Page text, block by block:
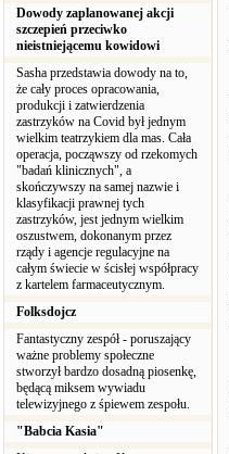
Dowody zaplanowanej akcji
szczepień przeciwko
nieistniejącemu kowidowi
Sasha przedstawia dowody na to,
że cały proces opracowania,
produkcji i zatwierdzenia
zastrzyków na Covid był jednym
wielkim teatrzykiem dla mas. Cała
operacja, począwszy od rzekomych
"badań klinicznych", a
skończywszy na samej nazwie i
klasyfikacji prawnej tych
zastrzyków, jest jednym wielkim
oszustwem, dokonanym przez
rządy i agencje regulacyjne na
całym świecie w ścisłej współpracy
z kartelem farmaceutycznym.
Folksdojcz
Fantastyczny zespół - poruszający
ważne problemy społeczne
stworzył bardzo dosadną piosenkę,
będącą miksem wywiadu
telewizyjnego z śpiewem zespołu.
"Babcia Kasia"